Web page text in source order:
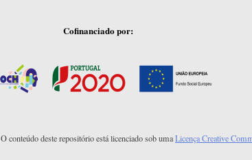
Cofinanciado por:
O conteúdo deste repositório está licenciado sob umaLicença Creative